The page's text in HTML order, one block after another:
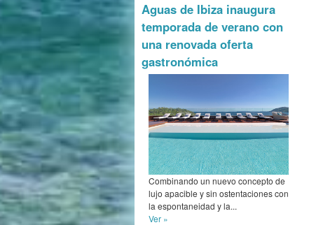
Aguas de Ibiza inaugura
temporada de verano con
una renovada oferta
gastronómica
Combinando un nuevo concepto de
lujo apacible y sin ostentaciones con
la espontaneidad y la...
Ver »